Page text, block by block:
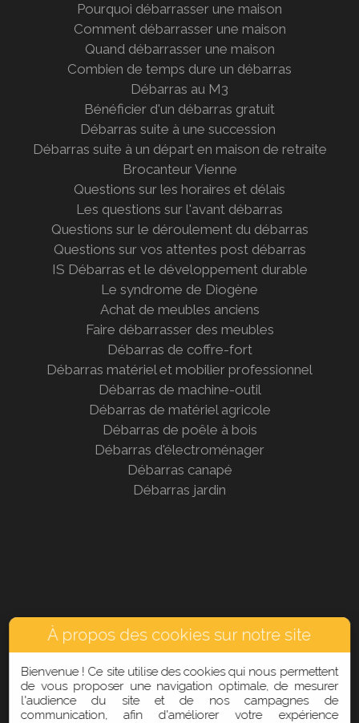
Pourquoi débarrasser une maison
Comment débarrasser une maison
Quand débarrasser une maison
Combien de temps dure un débarras
Débarras au M3
Bénéficier d'un débarras gratuit
Débarras suite à une succession
Débarras suite à un départ en maison de retraite
Brocanteur Vienne
Questions sur les horaires et délais
Les questions sur l'avant débarras
Questions sur le déroulement du débarras
Questions sur vos attentes post débarras
IS Débarras et le développement durable
Le syndrome de Diogène
Achat de meubles anciens
Faire débarrasser des meubles
Débarras de coffre-fort
Débarras matériel et mobilier professionnel
Débarras de machine-outil
Débarras de matériel agricole
Débarras de poêle à bois
Débarras d'électroménager
Débarras canapé
Débarras jardin
AIDE
À propos des cookies sur notre site
Bienvenue ! Ce site utilise des cookies qui nous permettent
de vous proposer une navigation optimale, de mesurer
l'audience du site et de nos campagnes de
communication, afin d'améliorer votre expérience